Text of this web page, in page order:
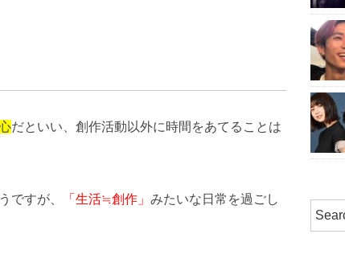
だといい、創作活動以外に時間をあてることは
ですが、 「生活≒創作」 みたいな日常を過ごし